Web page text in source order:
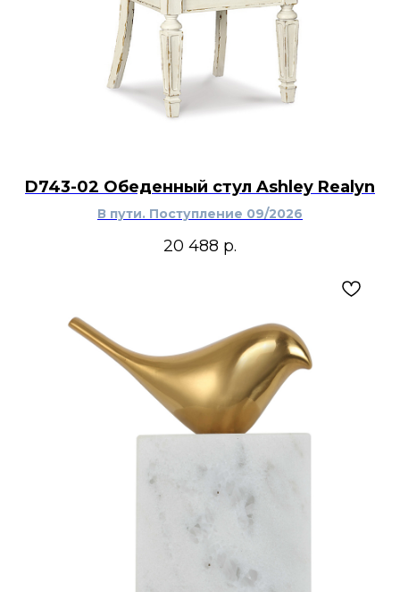
D743-02 Обеденный стул Ashley Realyn
В пути. Поступление 09/2026
20 488 р.